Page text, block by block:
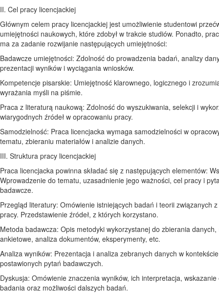
II. Cel pracy licencjackiej
Głównym celem pracy licencjackiej jest umożliwienie studentowi
umiejętności naukowych, które zdobył w trakcie studiów. Ponadto,
ma za zadanie rozwijanie następujących umiejętności:
Badawcze umiejętności: Zdolność do prowadzenia badań, analizy
prezentacji wyników i wyciągania wniosków.
Kompetencje pisarskie: Umiejętność klarownego, logicznego i
wyrażania myśli na piśmie.
Praca z literaturą naukową: Zdolność do wyszukiwania, selekcji i
wiarygodnych źródeł w opracowaniu pracy.
Samodzielność: Praca licencjacka wymaga samodzielności w
tematu, zbieraniu materiałów i analizie danych.
III. Struktura pracy licencjackiej
Praca licencjacka powinna składać się z następujących elementów:
Wprowadzenie do tematu, uzasadnienie jego ważności, cel pracy i
badawcze.
Przegląd literatury: Omówienie istniejących badań i teorii związanych
pracy. Przedstawienie źródeł, z których korzystano.
Metoda badawcza: Opis metodyki wykorzystanej do zbierania
ankietowe, analiza dokumentów, eksperymenty, etc.
Analiza wyników: Prezentacja i analiza zebranych danych w kontekście
postawionych pytań badawczych.
Dyskusja: Omówienie znaczenia wyników, ich interpretacja,
badania oraz możliwości dalszych badań.